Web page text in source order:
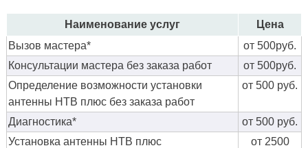
Наименование услуг
Цена
Вызов мастера*
от 500руб.
Консультации мастера без заказа работ
от 500руб.
Определение возможности установки
антенны НТВ плюс без заказа работ
от 500 руб.
Диагностика*
от 500 руб.
Установка антенны НТВ плюс
от 2500